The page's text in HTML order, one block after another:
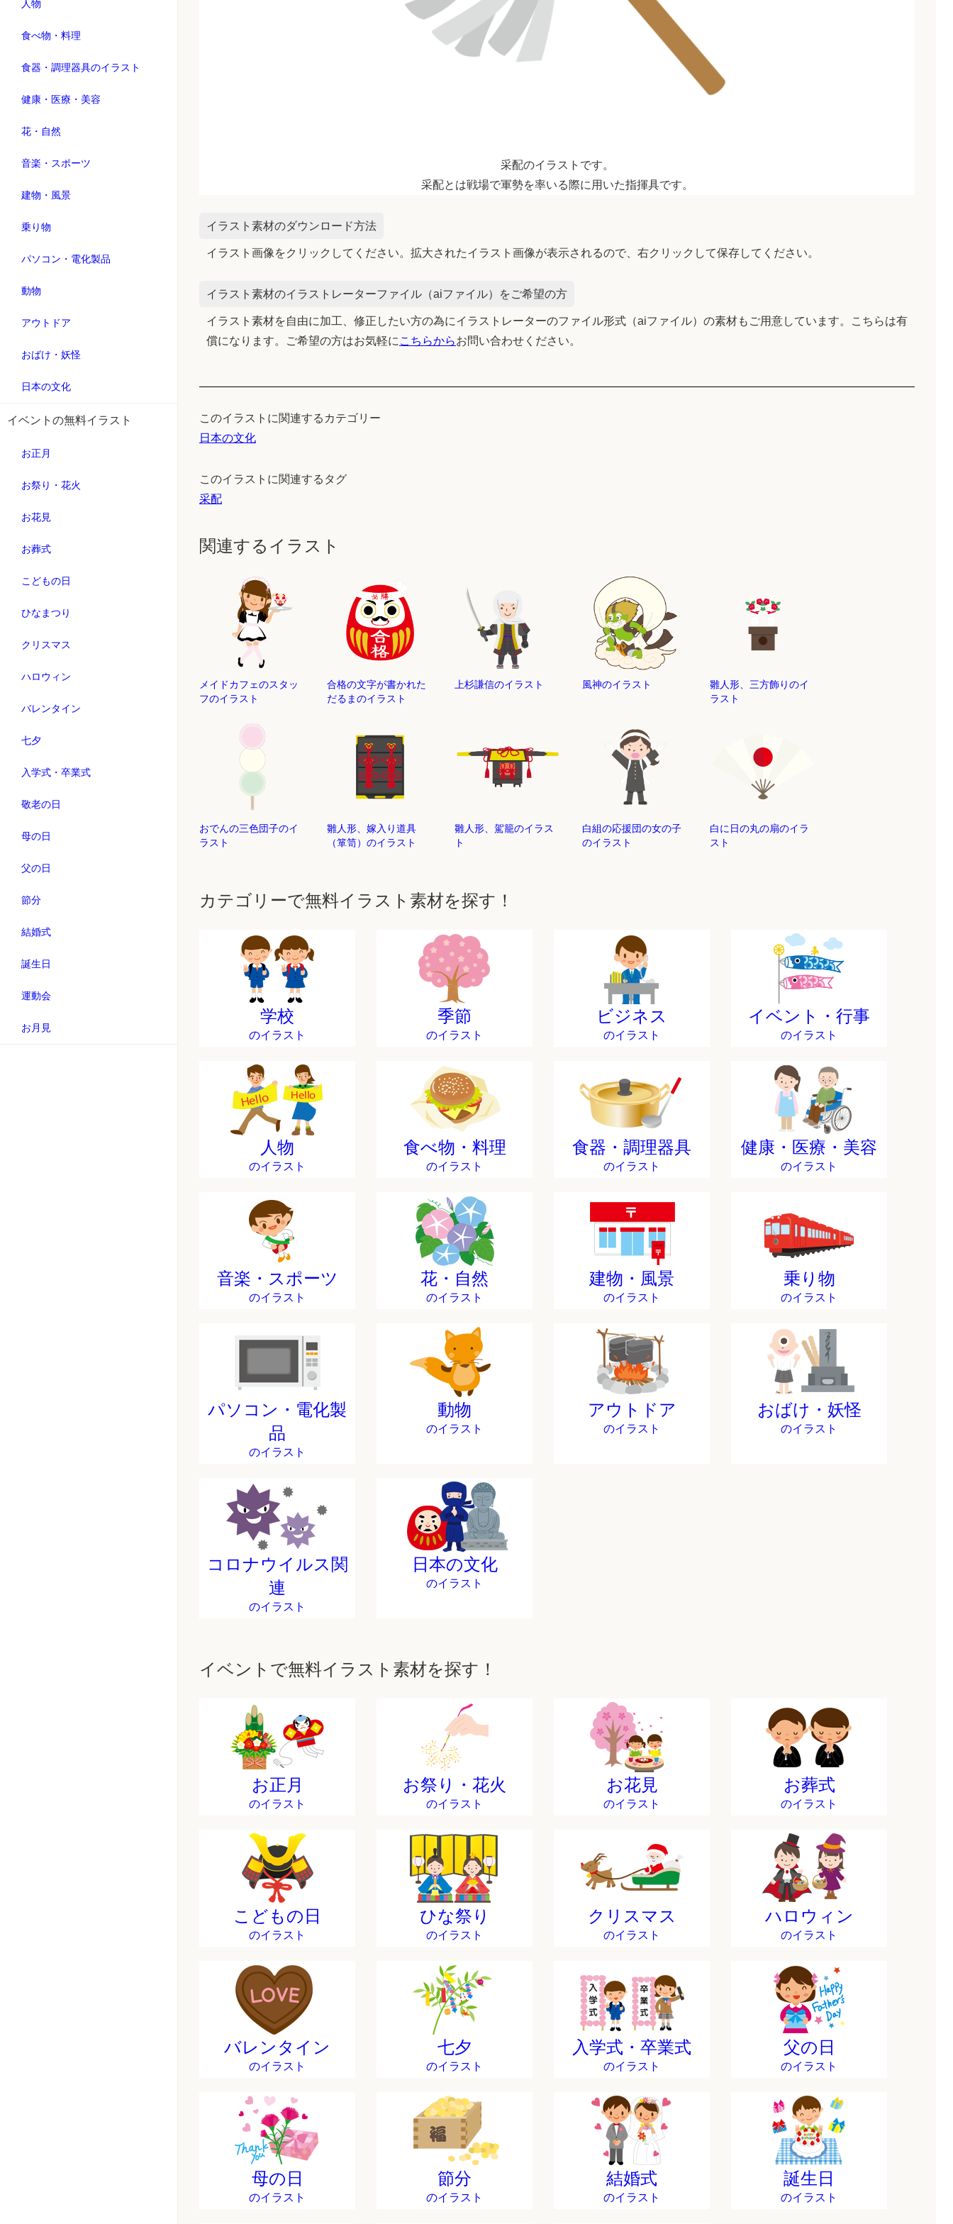
人物
食べ物・料理
食器・調理器具のイラスト
健康・医療・美容
花・自然
音楽・スポーツ
建物・風景
乗り物
パソコン・電化製品
動物
アウトドア
おばけ・妖怪
日本の文化
イベントの無料イラスト
お正月
お祭り・花火
お花見
お葬式
こどもの日
ひなまつり
クリスマス
ハロウィン
バレンタイン
七夕
入学式・卒業式
敬老の日
母の日
父の日
節分
結婚式
誕生日
運動会
お月見
采配のイラストです。
采配とは戦場で軍勢を率いる際に用いた指揮具です。
イラスト素材のダウンロード方法
イラスト画像をクリックしてください。拡大されたイラスト画像が表示されるので、右クリックして保存してください。
イラスト素材のイラストレーターファイル（aiファイル）をご希望の方
イラスト素材を自由に加工、修正したい方の為にイラストレーターのファイル形式（aiファイル）の素材もご用意しています。こちらは有
償になります。ご希望の方はお気軽に こちらからお問い合わせください。
このイラストに関連するカテゴリー
日本の文化
このイラストに関連するタグ
采配
関連するイラスト
メイドカフェのスタッ
フのイラスト
合格の文字が書かれた
だるまのイラスト
上杉謙信のイラスト 風神のイラスト
雛人形、三方飾りのイ
ラスト
おでんの三色団子のイ
ラスト
雛人形、嫁入り道具
（箪笥）のイラスト
雛人形、駕籠のイラス
ト
白組の応援団の女の子
のイラスト
白に日の丸の扇のイラ
スト
カテゴリーで無料イラスト素材を探す！
学校
のイラスト
季節
のイラスト
ビジネス
のイラスト
イベント・行事
のイラスト
人物
のイラスト
食べ物・料理
のイラスト
食器・調理器具
のイラスト
健康・医療・美容
のイラスト
音楽・スポーツ
のイラスト
花・自然
のイラスト
建物・風景
のイラスト
乗り物
のイラスト
パソコン・電化製
品
のイラスト
動物
のイラスト
アウトドア
のイラスト
おばけ・妖怪
のイラスト
コロナウイルス関
連
のイラスト
日本の文化
のイラスト
イベントで無料イラスト素材を探す！
お正月
のイラスト
お祭り・花火
のイラスト
お花見
のイラスト
お葬式
のイラスト
こどもの日
のイラスト
ひな祭り
のイラスト
クリスマス
のイラスト
ハロウィン
のイラスト
バレンタイン
のイラスト
七夕
のイラスト
入学式・卒業式
のイラスト
父の日
のイラスト
母の日
のイラスト
節分
のイラスト
結婚式
のイラスト
誕生日
のイラスト